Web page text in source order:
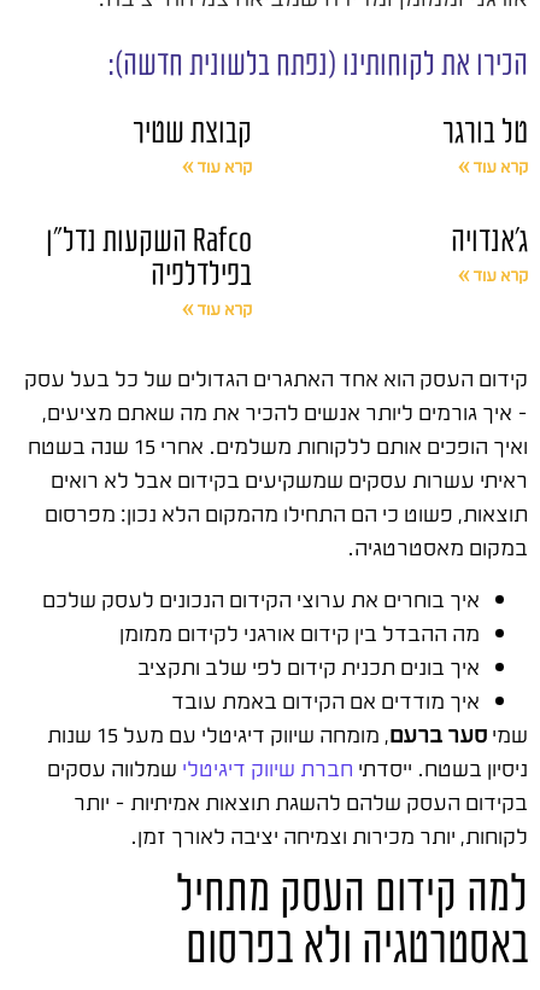
הכירו את לקוחותינו (נפתח בלשונית חדשה):
טל בורגר
קרא עוד »
קבוצת שטיר
קרא עוד »
ג'אנדויה
קרא עוד »
Rafco השקעות נדל"ן
בפילדלפיה
קרא עוד »
קידום העסק הוא אחד האתגרים הגדולים של כל בעל עסק
– איך גורמים ליותר אנשים להכיר את מה שאתם מציעים,
ואיך הופכים אותם ללקוחות משלמים. אחרי 15 שנה בשטח
ראיתי עשרות עסקים שמשקיעים בקידום אבל לא רואים
תוצאות, פשוט כי הם התחילו מהמקום הלא נכון: מפרסום
במקום מאסטרטגיה.
איך בוחרים את ערוצי הקידום הנכונים לעסק שלכם
מה ההבדל בין קידום אורגני לקידום ממומן
איך בונים תכנית קידום לפי שלב ותקציב
איך מודדים אם הקידום באמת עובד
שמיסער ברעם
, מומחה שיווק דיגיטלי עם מעל 15 שנות
ניסיון בשטח. ייסדתי חברת שיווק דיגיטלי שמלווה עסקים
בקידום העסק שלהם להשגת תוצאות אמיתיות – יותר
לקוחות, יותר מכירות וצמיחה יציבה לאורך זמן.
למה קידום העסק מתחיל
באסטרטגיה ולא בפרסום